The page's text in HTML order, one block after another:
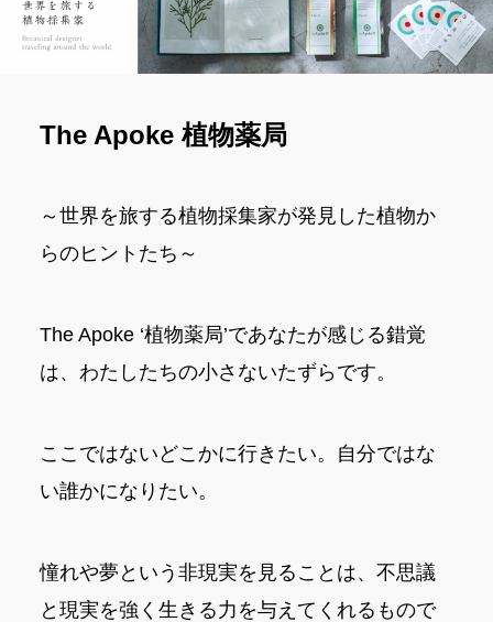
The Apoke 植物薬局
～世界を旅する植物採集家が発見した植物か
らのヒントたち～
The Apoke ‘植物薬局’であなたが感じる錯覚
は、わたしたちの小さないたずらです。
ここではないどこかに行きたい。自分ではな
い誰かになりたい。
憧れや夢という非現実を見ることは、不思議
と現実を強く生きる力を与えてくれるもので